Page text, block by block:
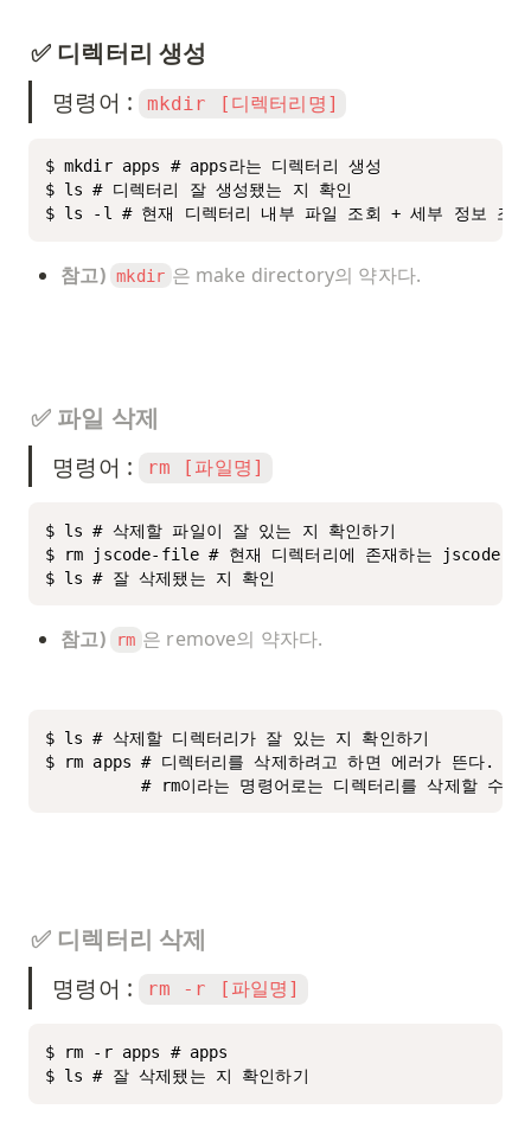
✅ 디렉터리 생성
명령어 :
mkdir [디렉터리명]
$ mkdir apps # apps라는 디렉터리 생성
$ ls # 디렉터리 잘 생성됐는 지 확인
$ ls -l # 현재 디렉터리 내부 파일 조회 + 세부 정보 조회
참고) mkdir 은 make directory의 약자다.
✅ 파일 삭제
명령어 :
rm [파일명]
$ ls # 삭제할 파일이 잘 있는 지 확인하기
$ rm jscode-file # 현재 디렉터리에 존재하는 jscode-
$ ls # 잘 삭제됐는 지 확인
참고) rm 은 remove의 약자다.
$ ls # 삭제할 디렉터리가 잘 있는 지 확인하기
$ rm apps # 디렉터리를 삭제하려고 하면 에러가 뜬다.
# rm이라는 명령어로는 디렉터리를 삭제할 수
✅ 디렉터리 삭제
명령어 :
rm -r [파일명]
$ rm -r apps # apps
$ ls # 잘 삭제됐는 지 확인하기